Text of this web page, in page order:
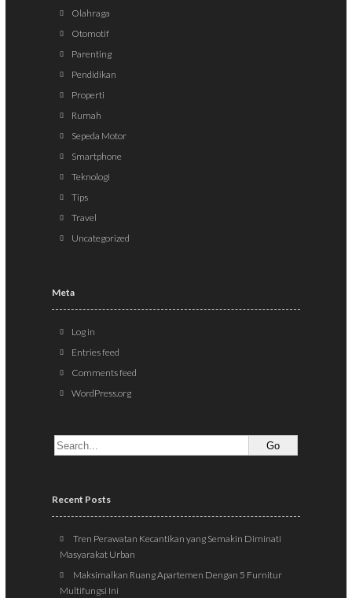
Olahraga
Otomotif
Parenting
Pendidikan
Properti
Rumah
Sepeda Motor
Smartphone
Teknologi
Tips
Travel
Uncategorized
Meta
Log in
Entries feed
Comments feed
WordPress.org
Recent Posts
Tren Perawatan Kecantikan yang Semakin Diminati
Masyarakat Urban
Maksimalkan Ruang Apartemen Dengan 5 Furnitur
Multifungsi Ini